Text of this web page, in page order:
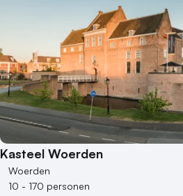
Industriële locatie
Kasteel en landgoed
Kleine / intieme locatie
Locaties aan zee
Museum
Theater
Varende locatie
Kasteel Woerden
Woerden
10 - 170 personen